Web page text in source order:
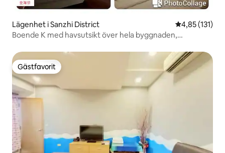
Lägenhet i Sanzhi District 4,85 av 5 i
4,85 (131)
Boende K med havsutsikt över hela byggnaden,
antal gäster 4 personer, priset ökar med antalet gäster)
Gästfavorit
Gästfavorit